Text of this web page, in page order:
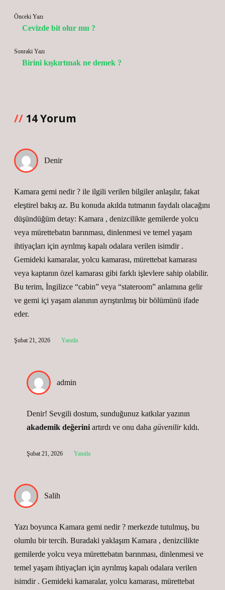
Önceki Yazı
Cevizde bit olur mu ?
Sonraki Yazı
Birini kışkırtmak ne demek ?
14 Yorum
Denir
Kamara gemi nedir ? ile ilgili verilen bilgiler anlaşılır, fakat
eleştirel bakış az. Bu konuda akılda tutmanın faydalı olacağını
düşündüğüm detay: Kamara , denizcilikte gemilerde yolcu
veya mürettebatın barınması, dinlenmesi ve temel yaşam
ihtiyaçları için ayrılmış kapalı odalara verilen isimdir .
Gemideki kamaralar, yolcu kamarası, mürettebat kamarası
veya kaptanın özel kamarası gibi farklı işlevlere sahip olabilir.
Bu terim, İngilizce “cabin” veya “stateroom” anlamına gelir
ve gemi içi yaşam alanının ayrıştırılmış bir bölümünü ifade
eder.
Şubat 21, 2026 Yanıtla
admin
Denir! Sevgili dostum, sunduğunuz katkılar yazının
akademik değerini artırdı ve onu daha güvenilirkıldı.
Şubat 21, 2026 Yanıtla
Salih
Yazı boyunca Kamara gemi nedir ? merkezde tutulmuş, bu
olumlu bir tercih. Buradaki yaklaşım Kamara , denizcilikte
gemilerde yolcu veya mürettebatın barınması, dinlenmesi ve
temel yaşam ihtiyaçları için ayrılmış kapalı odalara verilen
isimdir . Gemideki kamaralar, yolcu kamarası, mürettebat